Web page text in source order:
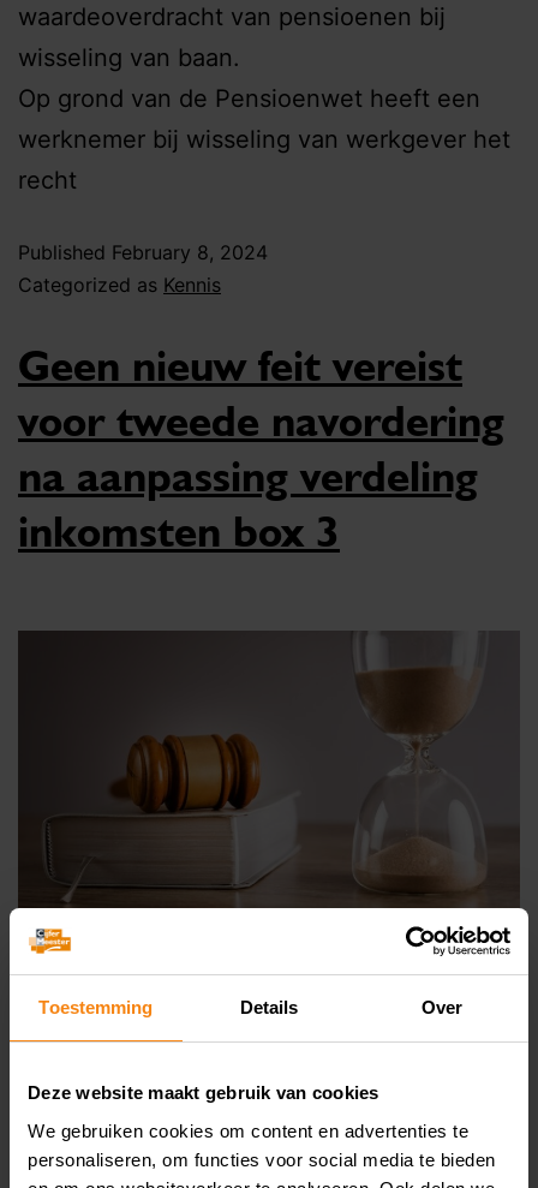
Toestemming Details Over
Deze website maakt gebruik van cookies
We gebruiken cookies om content en advertenties te
personaliseren, om functies voor social media te bieden
waardeoverdracht van pensioenen bij
wisseling van baan.
Op grond van de Pensioenwet heeft een
werknemer bij wisseling van werkgever het
recht
Published February 8, 2024
Categorized as Kennis
Geen nieuw feit vereist
voor tweede navordering
na aanpassing verdeling
inkomsten box 3
De Belastingdienst kan door het opleggen
aanvankelijk te weinig belasting is geheven.
Om te kunnen navorderen moet de